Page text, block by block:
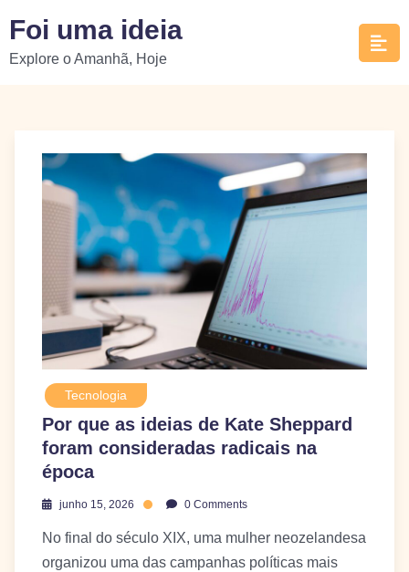
content
Foi uma ideia
Explore o Amanhã, Hoje
Tecnologia
Por que as ideias de Kate Sheppard
foram consideradas radicais na
época
junho 15, 2026 0 Comments
No final do século XIX, uma mulher neozelandesa
organizou uma das campanhas políticas mais